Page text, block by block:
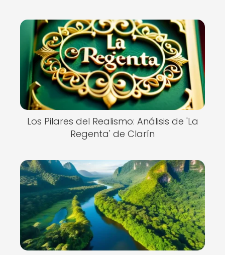
Los Pilares del Realismo: Análisis de 'La
Regenta' de Clarín